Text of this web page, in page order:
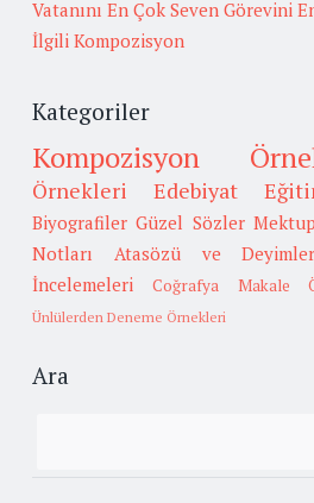
Vatanını En Çok Seven Görevini
İlgili Kompozisyon
Kategoriler
Kompozisyon
Örnekleri
Edebiyat
Biyografiler Güzel Sözler
Notları
Atasözü ve
İncelemeleri
Coğrafya Makale
Ünlülerden Deneme Örnekleri
Ara